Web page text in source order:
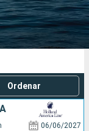
Compañías
Ordenar
06/06/2027